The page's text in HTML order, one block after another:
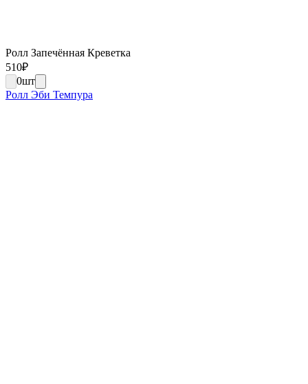
Ролл Запечённая Креветка
510₽
0шт
Ролл Эби Темпура